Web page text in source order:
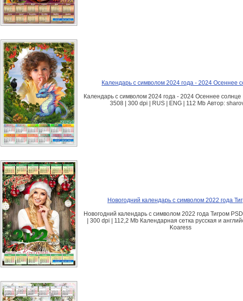
Календарь с символом 2024 года - 2024 Осеннее
Календарь с символом 2024 года - 2024 Осеннее солнце
3508 | 300 dpi | RUS | ENG | 112 Mb Автор:
Новогодний календарь с символом 2022 года
Новогодний календарь с символом 2022 года Тигром
| 300 dpi | 112,2 Mb Календарная сетка русская и
Koaress